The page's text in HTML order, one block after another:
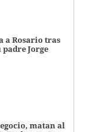
a Rosario tras
Jorge
matan al